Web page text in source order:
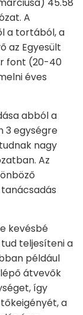
A
a tortából, a
az Egyesült
font (20-40
éves
abból a
3 egységre
nagy
Az
kevésbé
teljesíteni a
például
átvevők
így
a